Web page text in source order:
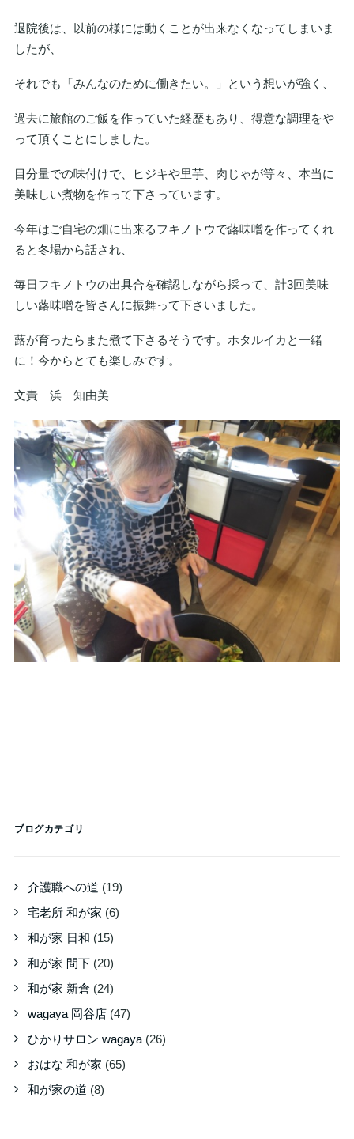
退院後は、以前の様には動くことが出来なくなってしまいま
したが、
それでも「みんなのために働きたい。」という想いが強く、
過去に旅館のご飯を作っていた経歴もあり、得意な調理をや
って頂くことにしました。
目分量での味付けで、ヒジキや里芋、肉じゃが等々、本当に
美味しい煮物を作って下さっています。
今年はご自宅の畑に出来るフキノトウで蕗味噌を作ってくれ
ると冬場から話され、
毎日フキノトウの出具合を確認しながら採って、計3回美味
しい蕗味噌を皆さんに振舞って下さいました。
蕗が育ったらまた煮て下さるそうです。ホタルイカと一緒
に！今からとても楽しみです。
文責 浜 知由美
ブログカテゴリ
介護職への道 (19)
宅老所 和が家 (6)
和が家 日和 (15)
和が家 間下 (20)
和が家 新倉 (24)
wagaya 岡谷店 (47)
ひかりサロン wagaya (26)
おはな 和が家 (65)
和が家の道 (8)